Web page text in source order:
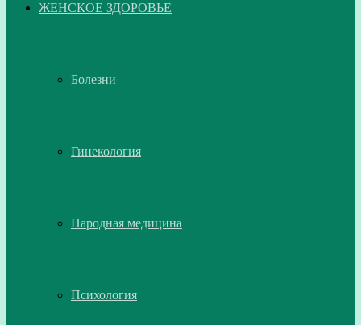
ЖЕНСКОЕ ЗДОРОВЬЕ
Болезни
Гинекология
Народная медицина
Психология